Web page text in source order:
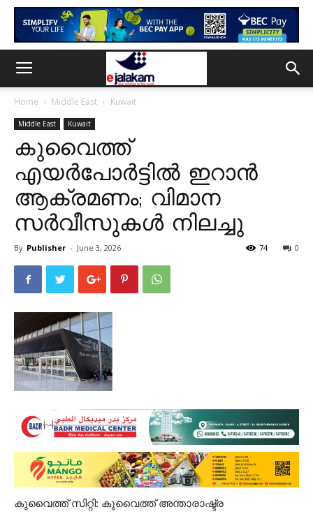
Home Middle East Kuwait
Middle East Kuwait
കുവൈത്ത്
എയർപോർട്ടിൽ ഇറാൻ
ആക്രമണം; വിമാന
സർവീസുകൾ നിലച്ചു
By Publisher - June 3, 2026 0
74
കുവൈത്ത് സിറ്റി: കുവൈത്ത് അന്താരാഷ്ട്ര